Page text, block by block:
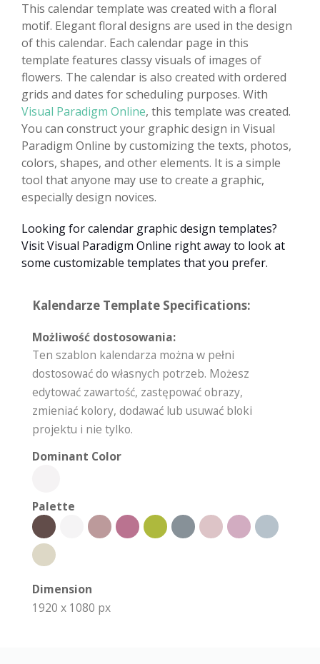
This calendar template was created with a floral
motif. Elegant floral designs are used in the design
of this calendar. Each calendar page in this
template features classy visuals of images of
flowers. The calendar is also created with ordered
grids and dates for scheduling purposes. With
Visual Paradigm Online, this template was created.
You can construct your graphic design in Visual
Paradigm Online by customizing the texts, photos,
colors, shapes, and other elements. It is a simple
tool that anyone may use to create a graphic,
especially design novices.
Looking for calendar graphic design templates?
Visit Visual Paradigm Online right away to look at
some customizable templates that you prefer.
Kalendarze Template Specifications:
Możliwość dostosowania:
Ten szablon kalendarza można w pełni
dostosować do własnych potrzeb. Możesz
edytować zawartość, zastępować obrazy,
zmieniać kolory, dodawać lub usuwać bloki
projektu i nie tylko.
Dominant Color
Palette
Dimension
1920 x 1080 px